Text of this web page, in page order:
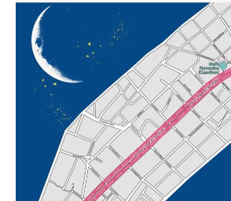
Επικοινωνία